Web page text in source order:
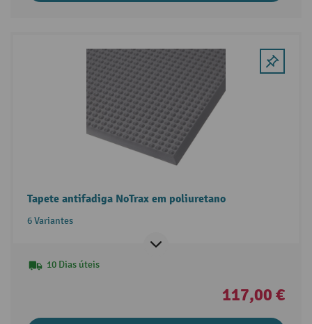
Tapete antifadiga NoTrax em poliuretano
6 Variantes
10 Dias úteis
117,00 €